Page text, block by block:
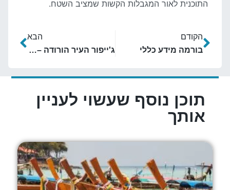
התוכנית לאור המגבלות הקשות שמציב השטח.
הקודם
בורמה מידע כללי
הבא
ג'ייפור העיר הורודה – ראג'סטן
תוכן נוסף שעשוי לעניין
אותך